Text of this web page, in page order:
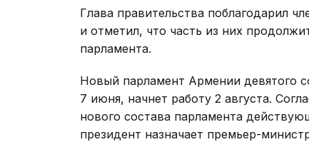
Глава правительства поблагодарил
и отметил, что часть из них
парламента.
Новый парламент Армении девятого
7 июня, начнет работу 2 августа.
нового состава парламента
президент назначает премьер-